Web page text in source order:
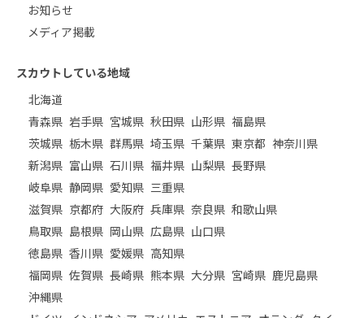
お知らせ
メディア掲載
スカウトしている地域
北海道
青森県 岩手県 宮城県 秋田県 山形県 福島県
茨城県 栃木県 群馬県 埼玉県 千葉県 東京都 神奈川県
新潟県 富山県 石川県 福井県 山梨県 長野県
岐阜県 静岡県 愛知県 三重県
滋賀県 京都府 大阪府 兵庫県 奈良県 和歌山県
鳥取県 島根県 岡山県 広島県 山口県
徳島県 香川県 愛媛県 高知県
福岡県 佐賀県 長崎県 熊本県 大分県 宮崎県 鹿児島県
沖縄県